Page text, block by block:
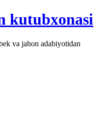
va jahon adabiyotidan